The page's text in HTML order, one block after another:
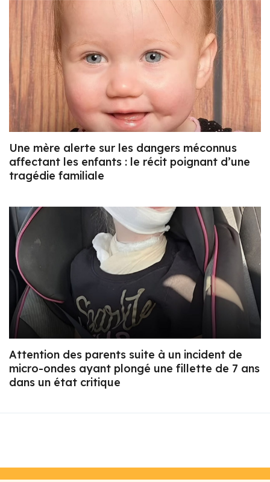
Une mère alerte sur les dangers méconnus
affectant les enfants : le récit poignant d’une
tragédie familiale
Attention des parents suite à un incident de
micro-ondes ayant plongé une fillette de 7 ans
dans un état critique